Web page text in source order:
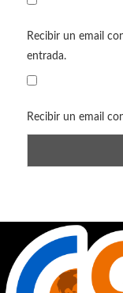
Recibir un email
entrada.
Recibir un email